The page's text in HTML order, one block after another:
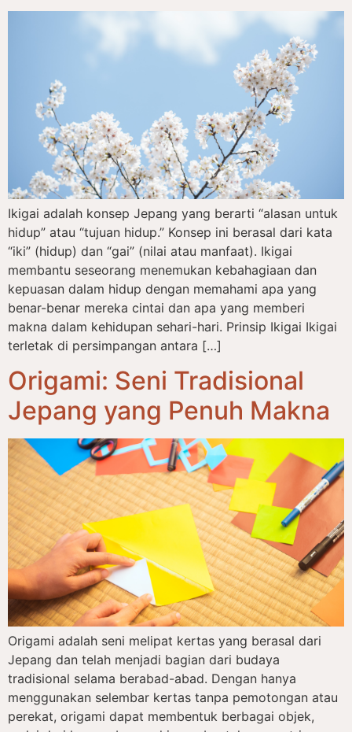
Ikigai adalah konsep Jepang yang berarti “alasan untuk
hidup” atau “tujuan hidup.” Konsep ini berasal dari kata
“iki” (hidup) dan “gai” (nilai atau manfaat). Ikigai
membantu seseorang menemukan kebahagiaan dan
kepuasan dalam hidup dengan memahami apa yang
benar-benar mereka cintai dan apa yang memberi
makna dalam kehidupan sehari-hari. Prinsip Ikigai Ikigai
terletak di persimpangan antara […]
Origami: Seni Tradisional
Jepang yang Penuh Makna
Origami adalah seni melipat kertas yang berasal dari
Jepang dan telah menjadi bagian dari budaya
tradisional selama berabad-abad. Dengan hanya
menggunakan selembar kertas tanpa pemotongan atau
perekat, origami dapat membentuk berbagai objek,